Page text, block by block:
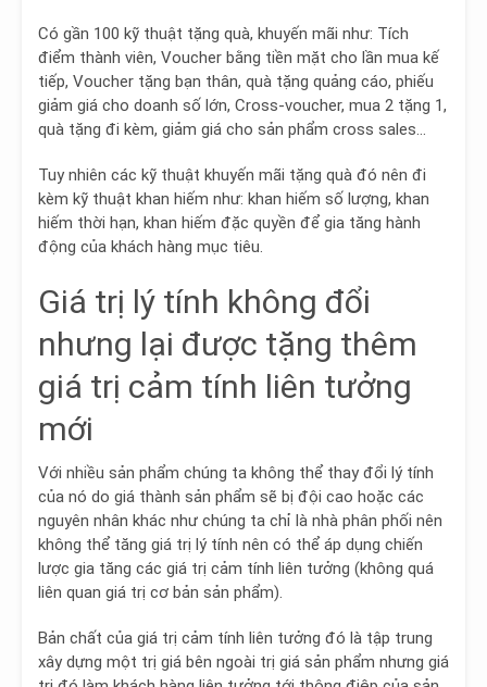
Có gần 100 kỹ thuật tặng quà, khuyến mãi như: Tích
điểm thành viên, Voucher bằng tiền mặt cho lần mua kế
tiếp, Voucher tặng bạn thân, quà tặng quảng cáo, phiếu
giảm giá cho doanh số lớn, Cross-voucher, mua 2 tặng 1,
quà tặng đi kèm, giảm giá cho sản phẩm cross sales…
Tuy nhiên các kỹ thuật khuyến mãi tặng quà đó nên đi
kèm kỹ thuật khan hiếm như: khan hiếm số lượng, khan
hiếm thời hạn, khan hiếm đặc quyền để gia tăng hành
động của khách hàng mục tiêu.
Giá trị lý tính không đổi
nhưng lại được tặng thêm
giá trị cảm tính liên tưởng
mới
Với nhiều sản phẩm chúng ta không thể thay đổi lý tính
của nó do giá thành sản phẩm sẽ bị đội cao hoặc các
nguyên nhân khác như chúng ta chỉ là nhà phân phối nên
không thể tăng giá trị lý tính nên có thểáp dụng chiến
lược gia tăng các giá trị cảm tính liên tưởng (không quá
liên quan giá trị cơ bản sản phẩm).
Bản chất của giá trị cảm tính liên tưởng đó là tập trung
xây dựng một trị giá bên ngoài trị giá sản phẩm nhưng giá